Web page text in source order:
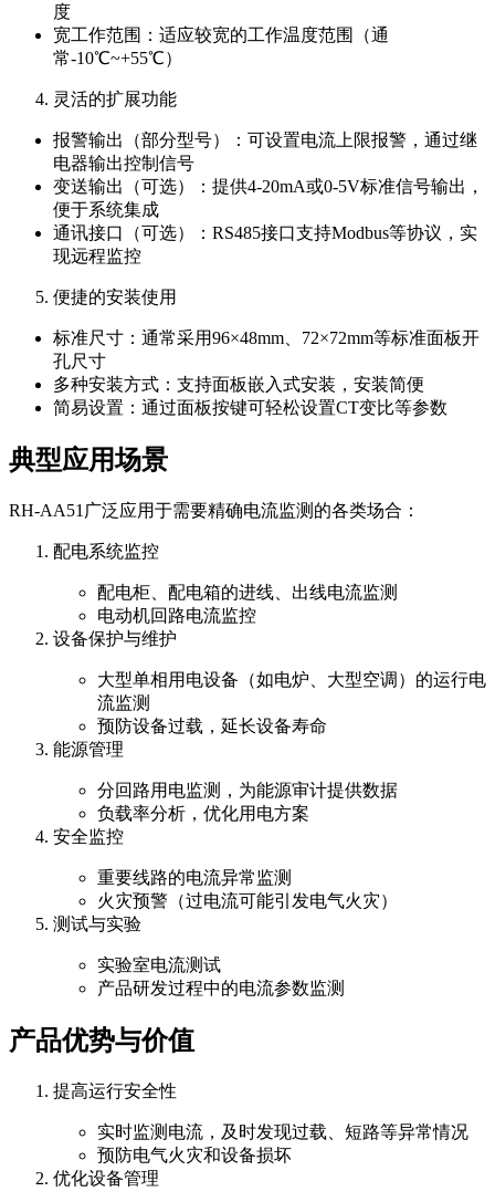
度
宽工作范围：适应较宽的工作温度范围（通
常-10℃~+55℃）
灵活的扩展功能
报警输出（部分型号）：可设置电流上限报警，通过继
电器输出控制信号
变送输出（可选）：提供4-20mA或0-5V标准信号输出，
便于系统集成
通讯接口（可选）：RS485接口支持Modbus等协议，实
现远程监控
便捷的安装使用
标准尺寸：通常采用96×48mm、72×72mm等标准面板开
孔尺寸
多种安装方式：支持面板嵌入式安装，安装简便
简易设置：通过面板按键可轻松设置CT变比等参数
典型应用场景
RH-AA51广泛应用于需要精确电流监测的各类场合：
配电系统监控
配电柜、配电箱的进线、出线电流监测
电动机回路电流监控
设备保护与维护
大型单相用电设备（如电炉、大型空调）的运行电
流监测
预防设备过载，延长设备寿命
能源管理
分回路用电监测，为能源审计提供数据
负载率分析，优化用电方案
安全监控
重要线路的电流异常监测
火灾预警（过电流可能引发电气火灾）
测试与实验
实验室电流测试
产品研发过程中的电流参数监测
产品优势与价值
提高运行安全性
实时监测电流，及时发现过载、短路等异常情况
预防电气火灾和设备损坏
优化设备管理